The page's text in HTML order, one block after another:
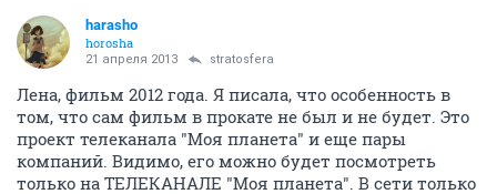
harasho
horosha
21 апреля 2013 stratosfera
Лена, фильм 2012 года. Я писала, что особенность в
том, что сам фильм в прокате не был и не будет. Это
проект телеканала "Моя планета" и еще пары
компаний. Видимо, его можно будет посмотреть
только на ТЕЛЕКАНАЛЕ "Моя планета". В сети только